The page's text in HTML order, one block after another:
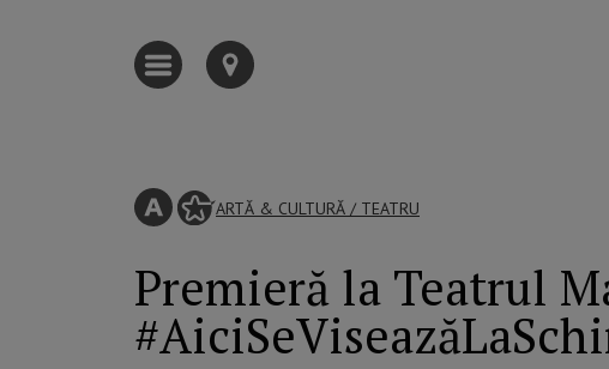
ARTĂ & CULTURĂ / TEATRU
Premieră la Teatrul